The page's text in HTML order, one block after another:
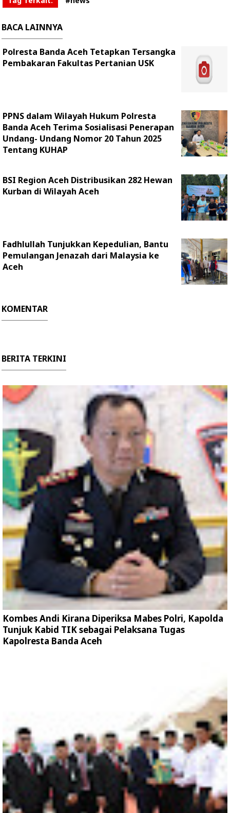
BACA LAINNYA
Polresta Banda Aceh Tetapkan Tersangka
Pembakaran Fakultas Pertanian USK
PPNS dalam Wilayah Hukum Polresta
Banda Aceh Terima Sosialisasi Penerapan
Undang- Undang Nomor 20 Tahun 2025
Tentang KUHAP
BSI Region Aceh Distribusikan 282 Hewan
Kurban di Wilayah Aceh
Fadhlullah Tunjukkan Kepedulian, Bantu
Pemulangan Jenazah dari Malaysia ke
Aceh
KOMENTAR
BERITA TERKINI
Kombes Andi Kirana Diperiksa Mabes Polri, Kapolda
Tunjuk Kabid TIK sebagai Pelaksana Tugas
Kapolresta Banda Aceh